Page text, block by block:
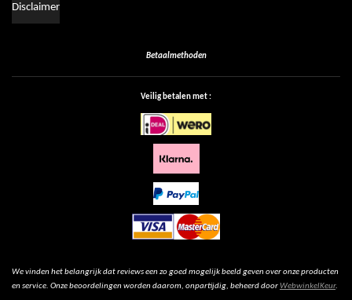
Disclaimer
Betaalmethoden
Veilig betalen met :
We vinden het belangrijk dat reviews een zo goed mogelijk beeld geven over onze producten
en service. Onze beoordelingen worden daarom, onpartijdig, beheerd doorWebwinkelKeur.